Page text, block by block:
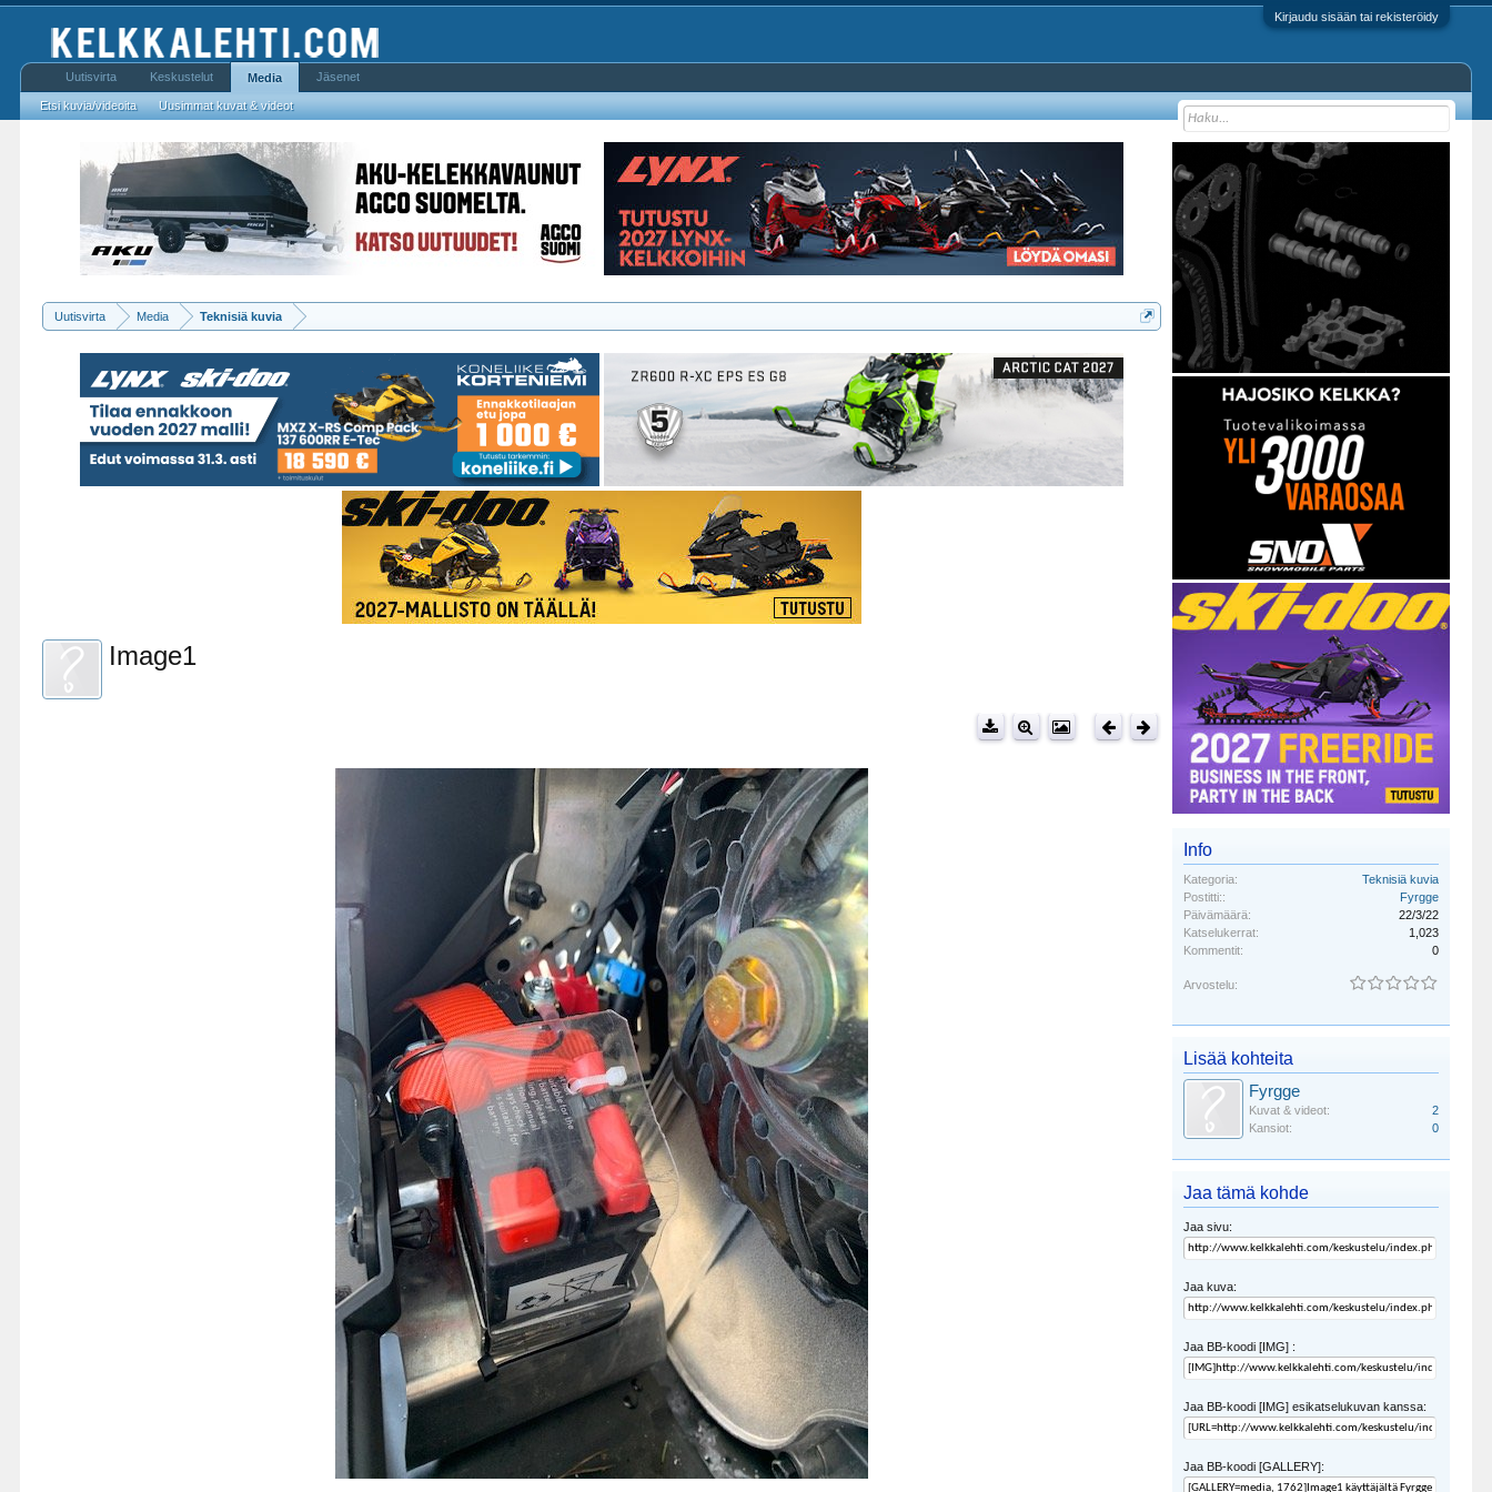
Kirjaudu sisään tai rekisteröidy
Uutisvirta Media Teknisiä kuvia
Image1
Info
Kategoria:
Teknisiä kuvia
Postitti::
Fyrgge
Päivämäärä:
22/3/22
Katselukerrat:
1,023
Kommentit:
0
Arvostelu:
Lisää kohteita
Fyrgge
Kuvat & videot:
2
Kansiot:
0
Jaa tämä kohde
Jaa sivu:
Jaa kuva:
Jaa BB-koodi [IMG] :
Jaa BB-koodi [IMG] esikatselukuvan kanssa:
Jaa BB-koodi [GALLERY]:
Uutisvirta Keskustelut Media
Etsi kuvia/videoita Uusimmat kuvat & videot
Jäsenet